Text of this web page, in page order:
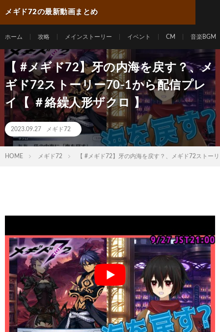
メギド72の最新動画まとめ
ホーム 攻略 メインストーリー イベント CM 音楽BGM
【 #メギド72】牙の内海を戻す？、メ
ギド72ストーリー70-1から配信プレ
イ【 ＃絡繰人形ザクロ 】
2023.09.27 メギド72
HOME メギド72 【 #メギド72】牙の内海を戻す？、メギド72ストー